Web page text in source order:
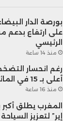
بورصة الدار
على ارتفاع بدعم
الرئيسي
منذ 14 ساعة
رغم انحسار
أعلى بـ 15 في المائة مقارنة بسنة 2021
منذ 16 ساعة
المغرب يطلق
إير” لتعزيز السياحة